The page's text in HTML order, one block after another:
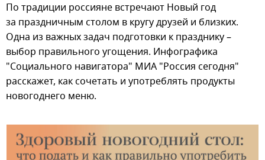
По традиции россияне встречают Новый год
за праздничным столом в кругу друзей и близких.
Одна из важных задач подготовки к празднику –
выбор правильного угощения. Инфографика
"Социального навигатора" МИА "Россия сегодня"
расскажет, как сочетать и употреблять продукты
новогоднего меню.